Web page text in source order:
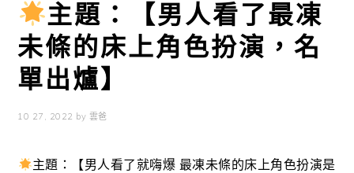
主題：【男人看了最凍
未條的床上角色扮演，名
單出爐】
10 27, 2022 by 雲爸
主題：【男人看了就嗨爆 最凍未條的床上角色扮演是